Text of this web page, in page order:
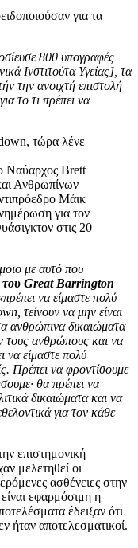
για τα
800 υπογραφές
Ινστιτούτα Υγείας], τα
την ανοιχτή επιστολή
το τι πρέπει να
Ναύαρχος Brett
Ανθρωπίνων
Μάικ
για τον
στις 20
με αυτό που
του Great Barrington
να είμαστε πολύ
τείνουν να μην είναι
ανθρώπινα δικαιώματα
ανθρώπους και να
να είμαστε πολύ
Πρέπει να φροντίσουμε
θα πρέπει να
δικαιώματα και να
για τον κάθε
επιστημονική
μελετηθεί οι
ασθένειες στην
εφαρμόσιμη η
έδειξαν ότι
ήταν αποτελεσματικοί.